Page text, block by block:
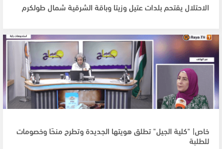
الاحتلال يقتحم بلدات عتيل وزيتا وباقة الشرقية شمال طولكرم
خاص| "كلية الجيل" تطلق هويتها الجديدة وتطرح منحًا وخصومات
للطلبة